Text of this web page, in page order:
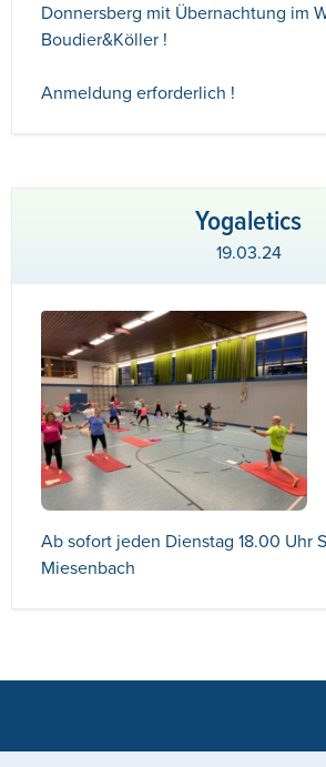
Donnersberg mit Übernachtung im
Boudier&Köller !
Anmeldung erforderlich !
Yogaletics
19.03.24
Ab sofort jeden Dienstag 18.00 Uhr
Miesenbach